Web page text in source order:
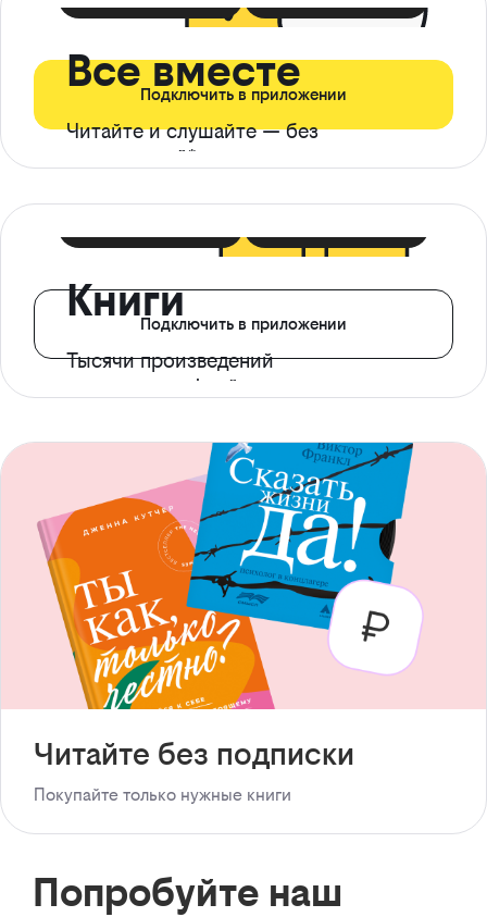
Все вместе
Читайте и слушайте — без
ограничений*
Подключить в приложении
Книги
Тысячи произведений
с доступом офлайн
Подключить в приложении
Читайте без подписки
Покупайте только нужные книги
Попробуйте наш